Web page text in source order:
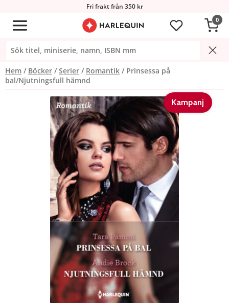
Fri frakt från 350 kr
0
Hem Böcker Serier Romantik
Prinsessa på
bal/Njutningsfull hämnd
Kampanj